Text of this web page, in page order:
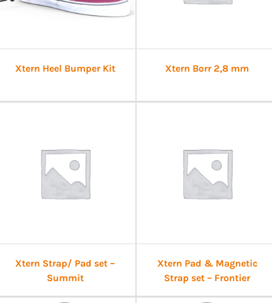
Xtern Heel Bumper Kit Xtern Borr 2,8 mm
Xtern Strap/ Pad set –
Summit
Xtern Pad & Magnetic
Strap set – Frontier